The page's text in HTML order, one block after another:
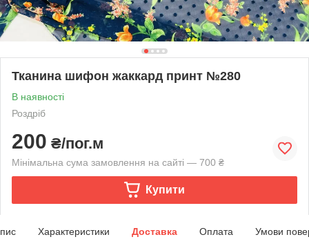
Тканина шифон жаккард принт №280
В наявності
Роздріб
200 ₴/пог.м
Мінімальна сума замовлення на сайті — 700 ₴
Купити
Характеристики Доставка Оплата Умови